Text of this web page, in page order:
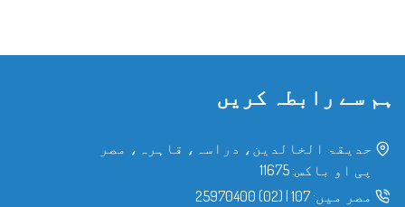
ہم سے رابطہ کریں
حدیقۃ الخالدین، دراسہ، قاہرہ، مصر
پی او باکس: 11675
مصر میں: 107
|
(02) 25970400